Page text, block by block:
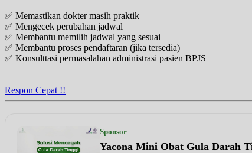
✅ Memastikan dokter masih praktik
✅ Mengecek perubahan jadwal
✅ Membantu memilih jadwal yang sesuai
✅ Membantu proses pendaftaran (jika tersedia)
✅ Konsulttasi permasalahan administrasi pasien BPJS
Respon Cepat !!
Sponsor
Yacona Mini Obat Gula Darah